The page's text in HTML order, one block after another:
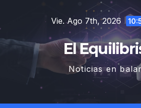
contenido
Vie. Ago 7th, 2026
El
Noticias en